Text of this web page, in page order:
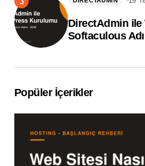
DirectAdmin
Softaculous
Popüler İçerikler